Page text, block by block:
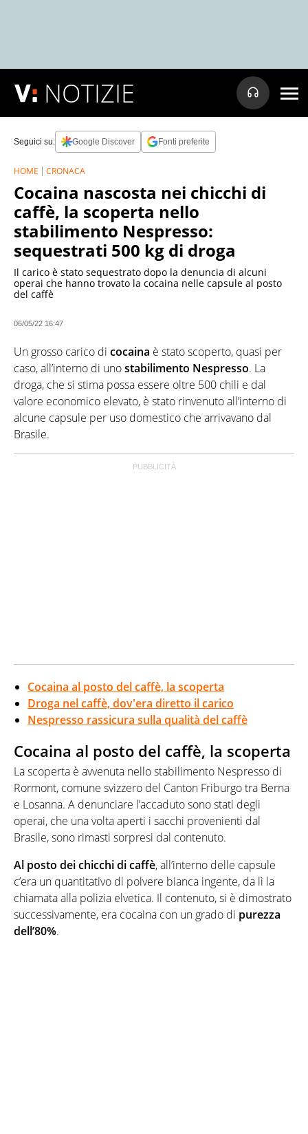
NOTIZIE
Seguici su: Google Discover Fonti preferite
HOME CRONACA
Cocaina nascosta nei chicchi di
caffè, la scoperta nello
stabilimento Nespresso:
sequestrati 500 kg di droga
Il carico è stato sequestrato dopo la denuncia di alcuni
operai che hanno trovato la cocaina nelle capsule al posto
del caffè
06/05/22 16:47
Un grosso carico di cocaina è stato scoperto, quasi per
caso, all’interno di unostabilimento Nespresso. La
droga, che si stima possa essere oltre 500 chili e dal
valore economico elevato, è stato rinvenuto all’interno di
alcune capsule per uso domestico che arrivavano dal
Brasile.
Cocaina al posto del caffè, la scoperta
Droga nel caffè, dov'era diretto il carico
Nespresso rassicura sulla qualità del caffè
Cocaina al posto del caffè, la scoperta
La scoperta è avvenuta nello stabilimento Nespresso di
Rormont, comune svizzero del Canton Friburgo tra Berna
e Losanna. A denunciare l’accaduto sono stati degli
operai, che una volta aperti i sacchi provenienti dal
Brasile, sono rimasti sorpresi dal contenuto.
Al posto dei chicchi di caffè, all’interno delle capsule
c’era un quantitativo di polvere bianca ingente, da lì la
chiamata alla polizia elvetica. Il contenuto, si è dimostrato
successivamente, era cocaina con un grado di purezza
dell’80%.